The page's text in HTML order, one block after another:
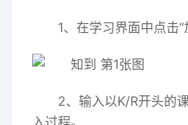
1、在学习界面中点击“
2、输入以K/R开头的
入过程。